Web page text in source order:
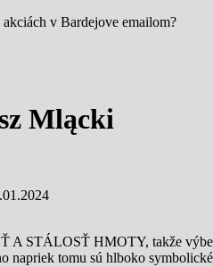
v Bardejove emailom?
Mlącki
STÁLOSŤ HMOTY, takže výber
napriek tomu sú hlboko